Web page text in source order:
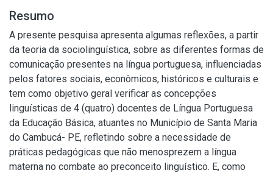
Resumo
A presente pesquisa apresenta algumas reflexões, a partir
da teoria da sociolinguística, sobre as diferentes formas de
comunicação presentes na língua portuguesa, influenciadas
pelos fatores sociais, econômicos, históricos e culturais e
tem como objetivo geral verificar as concepções
linguísticas de 4 (quatro) docentes de Língua Portuguesa
da Educação Básica, atuantes no Município de Santa Maria
do Cambucá- PE, refletindo sobre a necessidade de
práticas pedagógicas que não menosprezem a língua
materna no combate ao preconceito linguístico. E, como